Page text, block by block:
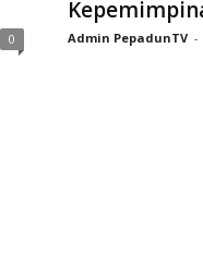
0 Admin PepadunTV -